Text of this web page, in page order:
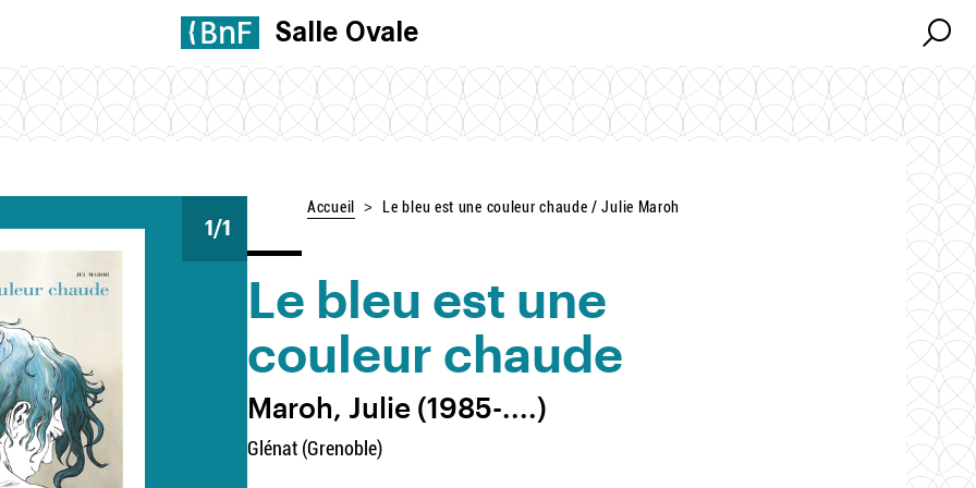
Salle Ovale Search
Search
Accueil Le bleu est une couleur chaude / Julie Maroh
1/1
Le bleu est une
couleur chaude
Maroh, Julie (1985-....)
Glénat (Grenoble)